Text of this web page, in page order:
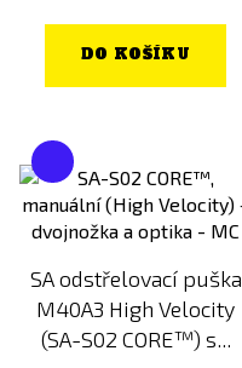
DO KOŠÍKU
SA odstřelovací puška
M40A3 High Velocity
(SA-S02 CORE™) s...